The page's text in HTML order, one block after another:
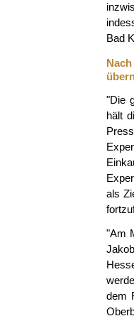
Bad
"Die
hält
als
"Am
dem